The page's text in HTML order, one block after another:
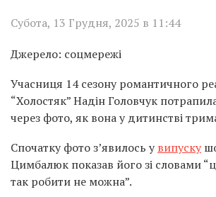
Субота, 13 Грудня, 2025 в 11:44
Джерело: соцмережі
Учасниця 14 сезону романтичного
“Холостяк” Надін Головчук
через фото, як вона у дитинстві
Спочатку фото з’явилось увипуску
Цимбалюк показав його зі словами
так робити не можна”.